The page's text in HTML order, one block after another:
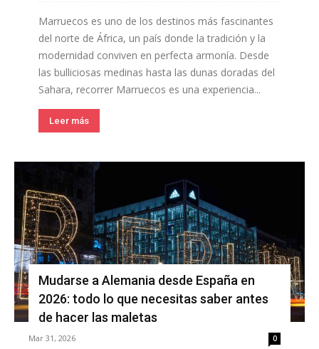
Marruecos es uno de los destinos más fascinantes
del norte de África, un país donde la tradición y la
modernidad conviven en perfecta armonía. Desde
las bulliciosas medinas hasta las dunas doradas del
Sahara, recorrer Marruecos es una experiencia...
Leer más
Mudarse a Alemania desde España en
2026: todo lo que necesitas saber antes
de hacer las maletas
Mar 31, 2026 0